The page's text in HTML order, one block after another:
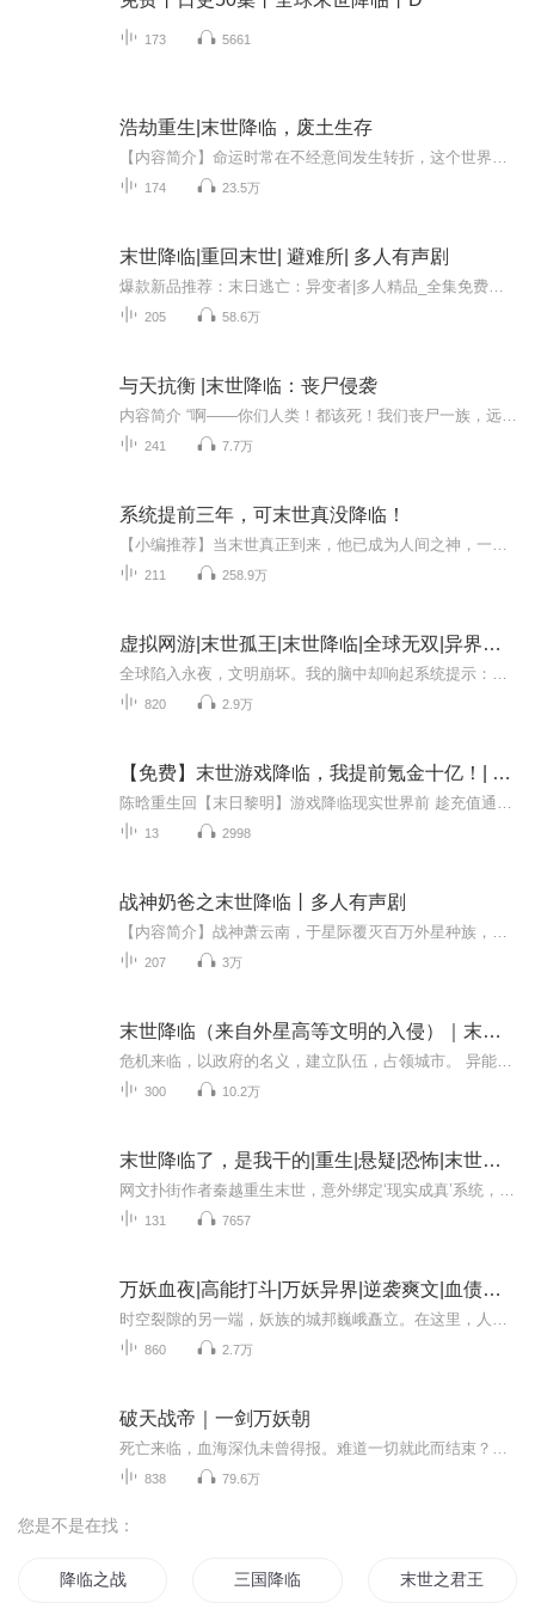
173 5661
浩劫重生|末世降临，废土生存
174 23.5万
末世降临|重回末世| 避难所| 多人有声剧
205 58.6万
与天抗衡 |末世降临：丧尸侵袭
241 7.7万
系统提前三年，可末世真没降临！
211 258.9万
虚拟网游|末世孤王|末世降临|全球无双|异界争霸
820 2.9万
【免费】末世游戏降临，我提前氪金十亿！| 末世剑神
13 2998
战神奶爸之末世降临丨多人有声剧
207 3万
末世降临（来自外星高等文明的入侵）｜末世生存高启强
300 10.2万
末世降临了，是我干的|重生|悬疑|恐怖|末世危机|科幻
131 7657
万妖血夜|高能打斗|万妖异界|逆袭爽文|血债血偿
860 2.7万
破天战帝｜一剑万妖朝
838 79.6万
您是不是在找：
降临之战 三国降临 末世之君王降临